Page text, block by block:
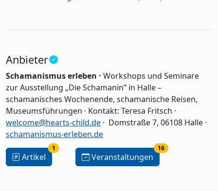
Anbieter
Schamanismus erleben · Workshops und Seminare
zur Ausstellung „Die Schamanin” in Halle –
schamanisches Wochenende, schamanische Reisen,
Museumsführungen · Kontakt: Teresa Fritsch ·
welcome@hearts-child.de · Domstraße 7, 06108 Halle ·
schamanismus-erleben.de
Artikel
1
Veranstaltungen
16